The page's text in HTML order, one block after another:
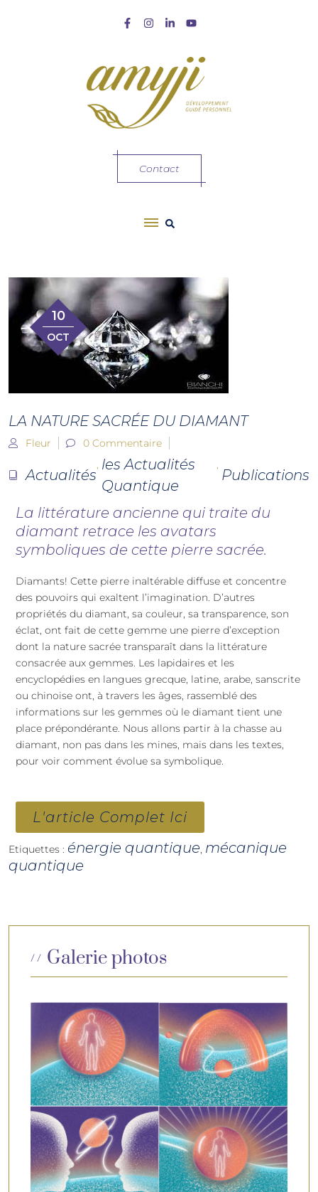
Contact
10
OCT
LA NATURE SACRÉE DU DIAMANT
Fleur 0 Commentaire
Actualités
, les Actualités
Quantique
,
Publications
La littérature ancienne qui traite du
diamant retrace les avatars
symboliques de cette pierre sacrée.
Diamants! Cette pierre inaltérable diffuse et concentre
des pouvoirs qui exaltent l’imagination. D’autres
propriétés du diamant, sa couleur, sa transparence, son
éclat, ont fait de cette gemme une pierre d’exception
dont la nature sacrée transparaît dans la littérature
consacrée aux gemmes. Les lapidaires et les
encyclopédies en langues grecque, latine, arabe, sanscrite
ou chinoise ont, à travers les âges, rassemblé des
informations sur les gemmes où le diamant tient une
place prépondérante. Nous allons partir à la chasse au
diamant, non pas dans les mines, mais dans les textes,
pour voir comment évolue sa symbolique.
L'article Complet Ici
Etiquettes : énergie quantique, mécanique
quantique
Galerie photos